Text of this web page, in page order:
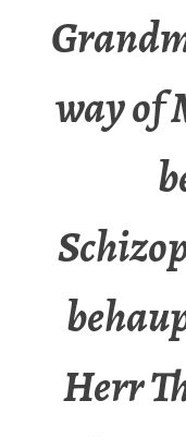
way of
Herr